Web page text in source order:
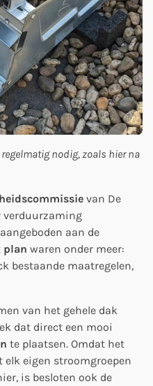
nodig, zoals hier na
van De
verduurzaming
aan de
plan waren onder meer:
bestaande maatregelen,
van het gehele dak
dat direct een mooi
te plaatsen. Omdat het
elk eigen stroomgroepen
is besloten ook de